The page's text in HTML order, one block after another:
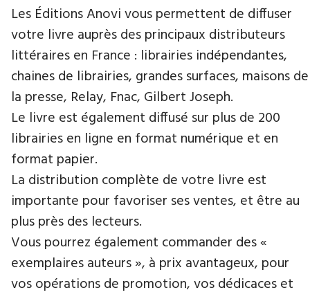
Les Éditions Anovi vous permettent de diffuser
votre livre auprès des principaux distributeurs
littéraires en France : librairies indépendantes,
chaines de librairies, grandes surfaces, maisons de
la presse, Relay, Fnac, Gilbert Joseph.
Le livre est également diffusé sur plus de 200
librairies en ligne en format numérique et en
format papier.
La distribution complète de votre livre est
importante pour favoriser ses ventes, et être au
plus près des lecteurs.
Vous pourrez également commander des «
exemplaires auteurs », à prix avantageux, pour
vos opérations de promotion, vos dédicaces et